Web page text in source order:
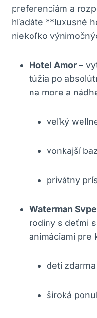
preferenciám a
hľadáte **luxusné
niekoľko
Hotel Amor –
túžia po
na more a
veľký
vonkajší
privátny
Waterman
rodiny s deťmi
animáciami pre
deti zdarma
široká